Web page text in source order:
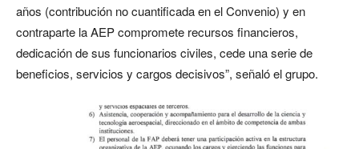
años (contribución no cuantificada en el Convenio) y en
contraparte la AEP compromete recursos financieros,
dedicación de sus funcionarios civiles, cede una serie de
beneficios, servicios y cargos decisivos”, señaló el grupo.